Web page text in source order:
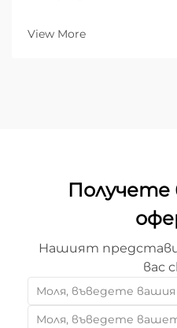
традиционното
View More
Получете
Нашият
вас